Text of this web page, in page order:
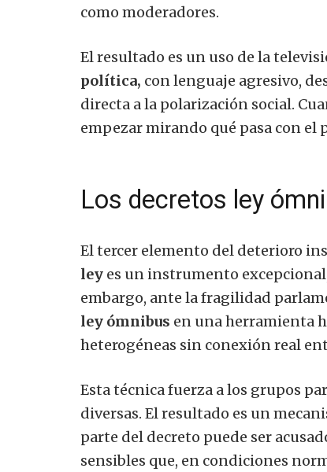
como moderadores.
El resultado es un uso de la
política, con lenguaje agresivo,
directa a la polarización social.
empezar mirando qué pasa con
Los decretos ley
El tercer elemento del deterioro
ley es un instrumento
embargo, ante la fragilidad
ley ómnibus en una herramienta
heterogéneas sin conexión real
Esta técnica fuerza a los grupos
diversas. El resultado es un
parte del decreto puede ser
sensibles que, en condiciones